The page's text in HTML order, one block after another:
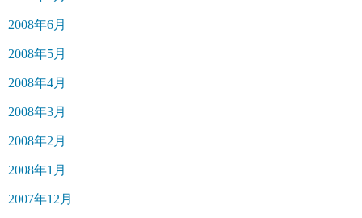
2008年6月
2008年5月
2008年4月
2008年3月
2008年2月
2008年1月
2007年12月